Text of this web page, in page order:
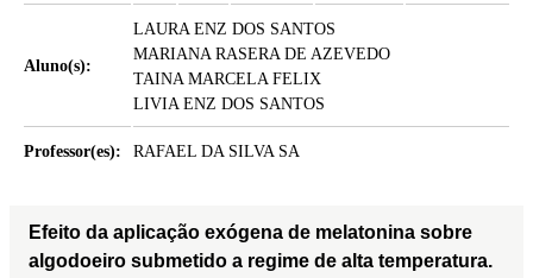
Aluno(s):
LAURA ENZ DOS SANTOS
MARIANA RASERA DE AZEVEDO
TAINA MARCELA FELIX
LIVIA ENZ DOS SANTOS
Professor(es): RAFAEL DA SILVA SA
Efeito da aplicação exógena de melatonina sobre
algodoeiro submetido a regime de alta temperatura.